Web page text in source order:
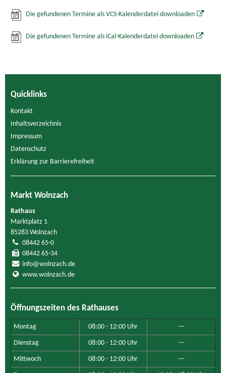
Die gefundenen Termine als VCS-Kalenderdatei downloaden
Die gefundenen Termine als iCal-Kalenderdatei downloaden
Quicklinks
Kontakt
Inhaltsverzeichnis
Impressum
Datenschutz
Erklärung zur Barrierefreiheit
Markt Wolnzach
Rathaus
Marktplatz 1
85283 Wolnzach
08442 65-0
08442 65-34
info@wolnzach.de
www.wolnzach.de
Öffnungszeiten des Rathauses
Montag 08:00 - 12:00 Uhr ---
Dienstag 08:00 - 12:00 Uhr ---
Mittwoch 08:00 - 12:00 Uhr ---